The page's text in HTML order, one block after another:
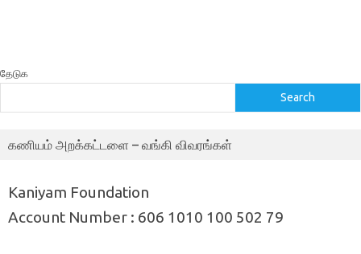
தேடுக
Search
கணியம் அறக்கட்டளை – வங்கி விவரங்கள்
Kaniyam Foundation
Account Number : 606 1010 100 502 79